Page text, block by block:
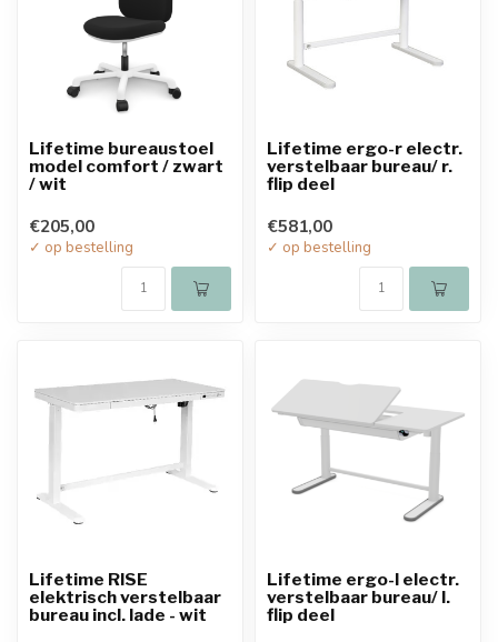
Lifetime bureaustoel
model comfort / zwart
/ wit
€205,00
✓ op bestelling
Lifetime ergo-r electr.
verstelbaar bureau/ r.
flip deel
€581,00
✓ op bestelling
Lifetime RISE
elektrisch verstelbaar
bureau incl. lade - wit
Lifetime ergo-l electr.
verstelbaar bureau/ l.
flip deel